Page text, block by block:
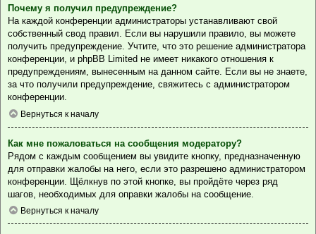
Почему я получил предупреждение?
На каждой конференции администраторы устанавливают свой
собственный свод правил. Если вы нарушили правило, вы можете
получить предупреждение. Учтите, что это решение администратора
конференции, и phpBB Limited не имеет никакого отношения к
предупреждениям, вынесенным на данном сайте. Если вы не знаете,
за что получили предупреждение, свяжитесь с администратором
конференции.
Вернуться к началу
Как мне пожаловаться на сообщения модератору?
Рядом с каждым сообщением вы увидите кнопку, предназначенную
для отправки жалобы на него, если это разрешено администратором
конференции. Щёлкнув по этой кнопке, вы пройдёте через ряд
шагов, необходимых для оправки жалобы на сообщение.
Вернуться к началу